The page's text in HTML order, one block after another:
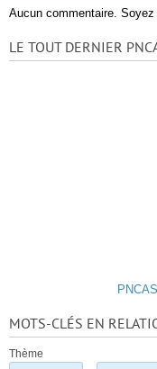
Aucun commentaire.
LE TOUT DERNIER
MOTS-CLÉS EN
Thème